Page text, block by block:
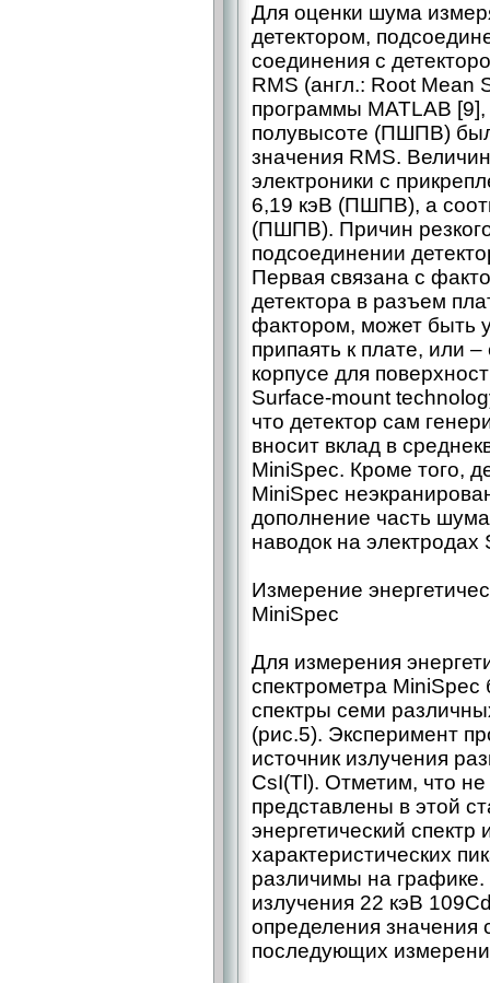
Для оценки шума
детектором,
соединения с
RMS (англ.: Root
программы MATLAB
полувысоте (ПШПВ)
значения RMS.
электроники с
6,19 кэВ (ПШПВ), а
(ПШПВ). Причин
подсоединении
Первая связана с
детектора в разъем
фактором, может быть
припаять к плате, или
корпусе для
Surface-mount
что детектор сам
вносит вклад в
MiniSpec. Кроме того,
MiniSpec
дополнение часть
наводок на электродах
Измерение
MiniSpec
Для измерения
спектрометра MiniSpec
спектры семи
(рис.5). Эксперимент
источник излучения
CsI(Tl). Отметим, что
представлены в этой
энергетический
характеристических
различимы на
излучения 22 кэВ
определения значения
последующих